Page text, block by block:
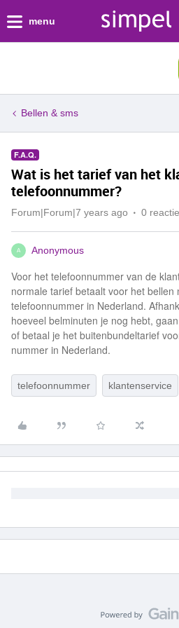
menu
Bellen & sms
F.A.Q.
Wat is het tarief van het
telefoonnummer?
Forum|Forum|7 years ago 0
A Anonymous
Voor het telefoonnummer van de
normale tarief betaalt voor het bellen
telefoonnummer in Nederland.
hoeveel belminuten je nog hebt,
of betaal je het buitenbundeltarief
nummer in Nederland.
telefoonnummer klantenservice